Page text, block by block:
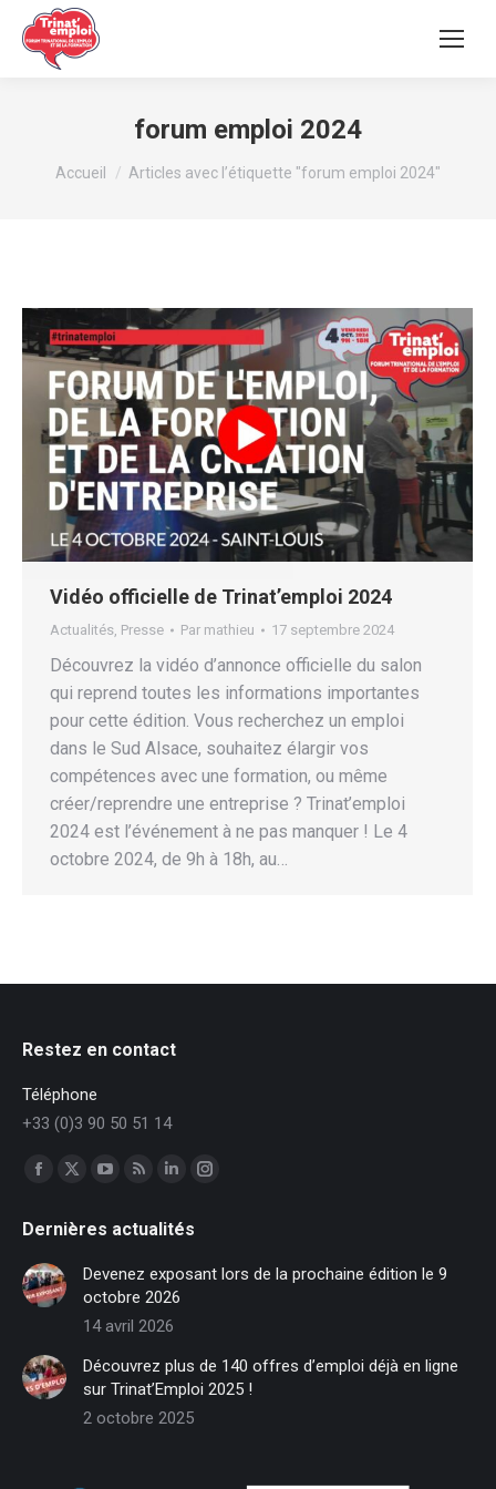
forum emploi 2024
Vous êtes ici :
Accueil Articles avec l’étiquette "forum emploi 2024"
Vidéo officielle de Trinat’emploi 2024
Actualités, Presse Par mathieu 17 septembre 2024
Découvrez la vidéo d’annonce officielle du salon
qui reprend toutes les informations importantes
pour cette édition. Vous recherchez un emploi
dans le Sud Alsace, souhaitez élargir vos
compétences avec une formation, ou même
créer/reprendre une entreprise ? Trinat’emploi
2024 est l’événement à ne pas manquer ! Le 4
octobre 2024, de 9h à 18h, au…
Restez en contact
Téléphone
+33 (0)3 90 50 51 14
Trouvez nous sur :
Facebook
opens
in
new
window
X
opens
new
window
opens
in
new
window
opens
in
new
window
LinkedIn
opens
in
new
window
Instagram
in
Dernières actualités
Devenez exposant lors de la prochaine édition le 9
octobre 2026
14 avril 2026
Découvrez plus de 140 offres d’emploi déjà en ligne
sur Trinat’Emploi 2025 !
2 octobre 2025